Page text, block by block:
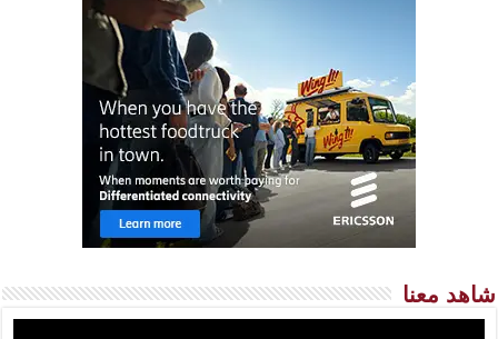
شاهد معنا